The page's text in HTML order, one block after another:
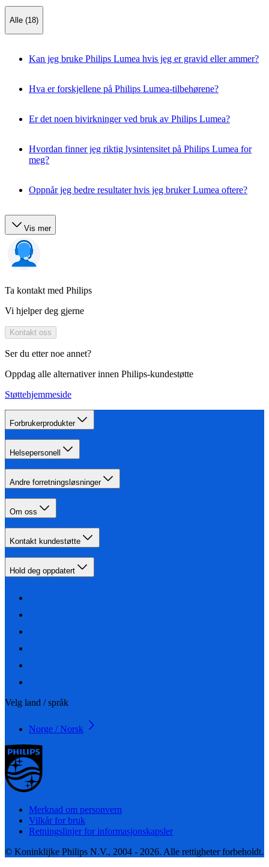
Alle (18)
Kan jeg bruke Philips Lumea hvis jeg er gravid eller ammer?
Hva er forskjellene på Philips Lumea-tilbehørene?
Er det noen bivirkninger ved bruk av Philips Lumea?
Hvordan finner jeg riktig lysintensitet på Philips Lumea for
meg?
Oppnår jeg bedre resultater hvis jeg bruker Lumea oftere?
Vis mer
Ta kontakt med Philips
Vi hjelper deg gjerne
Kontakt oss
Ser du etter noe annet?
Oppdag alle alternativer innen Philips-kundestøtte
Støttehjemmeside
Forbrukerprodukter
Helsepersonell
Andre forretningsløsninger
Om oss
Kontakt kundestøtte
Hold deg oppdatert
Velg land / språk
Norge / Norsk
Merknad om personvern
Vilkår for bruk
Retningslinjer for informasjonskapsler
© Koninklijke Philips N.V., 2004 - 2026. Alle rettigheter forbeholdt.